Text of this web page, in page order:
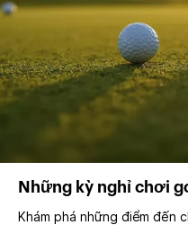
Những kỳ nghỉ chơi
Khám phá những điểm đến